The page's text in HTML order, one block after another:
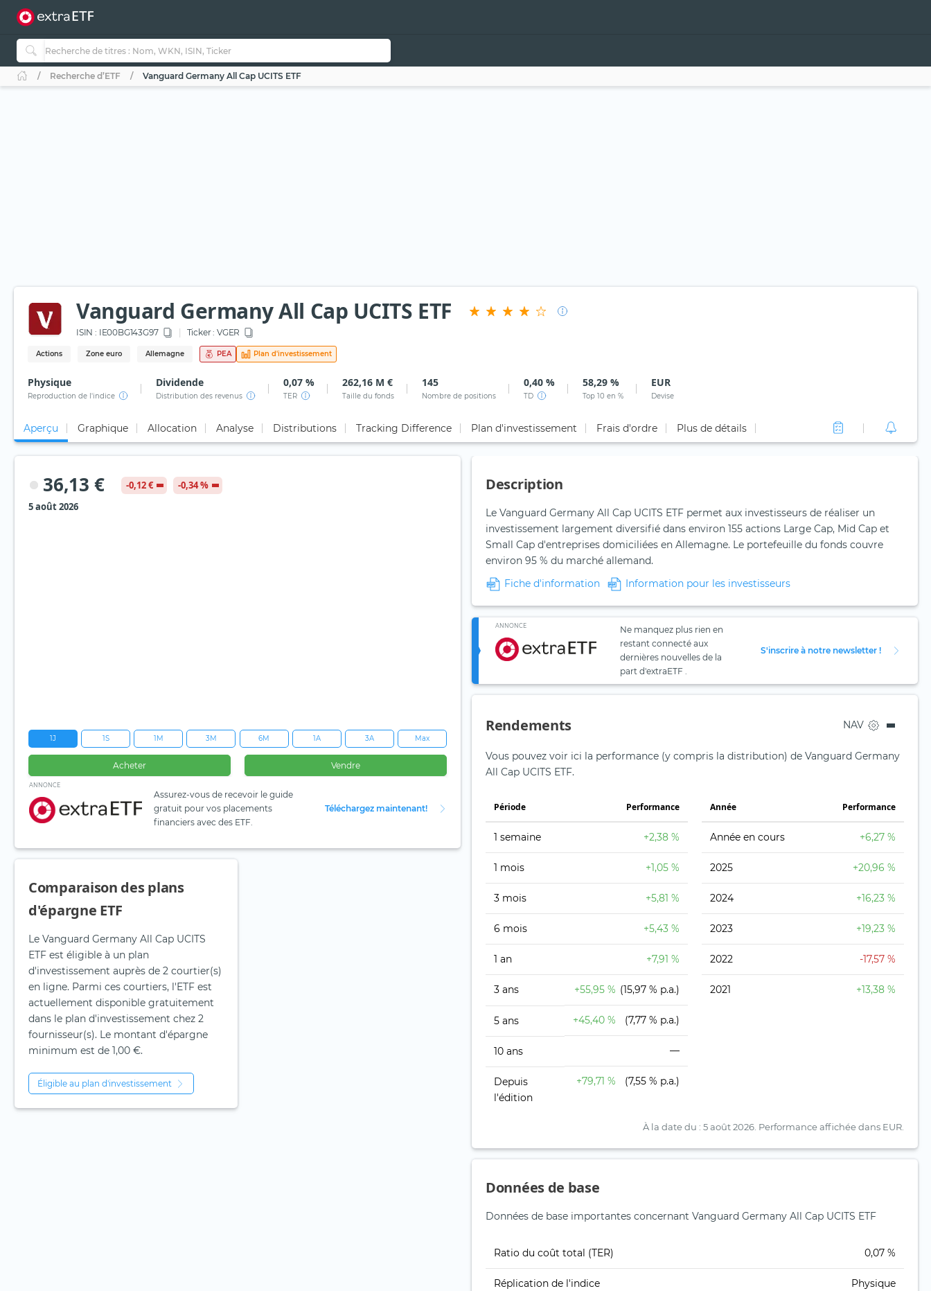
Recherche d’ETF Vanguard Germany All Cap UCITS ETF
Vanguard Germany All Cap UCITS ETF
ISIN : IE00BG143G97 Ticker : VGER
Actions Zone euro Allemagne PEA Plan d'investissement
Physique
Reproduction de l'indice
Dividende
Distribution des revenus
0,07 %
TER
262,16 M €
Taille du fonds
145
Nombre de positions
0,40 %
TD
58,29 %
Top 10 en %
EUR
Devise
Aperçu Graphique Allocation Analyse Distributions Tracking Difference Plan d'investissement Frais d'ordre Plus de détails
36,13 € -0,12 €
-0,34 %
5 août 2026
1J 1S 1M 3M 6M 1A 3A Max
Acheter Vendre
ANNONCE
Assurez-vous de recevoir le guide
gratuit pour vos placements
financiers avec des ETF.
Téléchargez maintenant!
Comparaison des plans
d'épargne ETF
Le Vanguard Germany All Cap UCITS
ETF est éligible à un plan
d'investissement auprès de 2 courtier(s)
en ligne. Parmi ces courtiers, l'ETF est
actuellement disponible gratuitement
dans le plan d'investissement chez 2
fournisseur(s). Le montant d'épargne
minimum est de 1,00 €.
Éligible au plan d'investissement
Description
Le Vanguard Germany All Cap UCITS ETF permet aux investisseurs de réaliser un
investissement largement diversifié dans environ 155 actions Large Cap, Mid Cap et
Small Cap d'entreprises domiciliées en Allemagne. Le portefeuille du fonds couvre
environ 95 % du marché allemand.
Fiche d'information
Information pour les investisseurs
ANNONCE
Ne manquez plus rien en
restant connecté aux
dernières nouvelles de la
part d'extraETF .
S'inscrire à notre newsletter !
Rendements NAV
Vous pouvez voir ici la performance (y compris la distribution) de Vanguard Germany
All Cap UCITS ETF.
Période Performance
1 semaine +2,38 %
1 mois +1,05 %
3 mois +5,81 %
6 mois +5,43 %
1 an +7,91 %
3 ans +55,95 % (15,97 % p.a.)
5 ans +45,40 % (7,77 % p.a.)
10 ans —
Depuis
l'édition
+79,71 % (7,55 % p.a.)
Année Performance
Année en cours +6,27 %
2025 +20,96 %
2024 +16,23 %
2023 +19,23 %
2022 -17,57 %
2021 +13,38 %
À la date du : 5 août 2026. Performance affichée dans EUR.
Données de base
Données de base importantes concernant Vanguard Germany All Cap UCITS ETF
Ratio du coût total (TER) 0,07 %
Réplication de l'indice Physique